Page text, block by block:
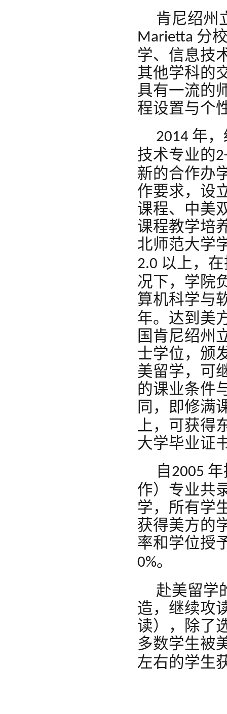
肯尼绍州
Marietta 分
学、信息技
其他学科的
具有一流的
程设置与个
2014 年
技术专业的
新的合作办
作要求，设
课程、中美
课程教学培
北师范大学
2.0 以上，
况下，学院
算机科学与
年。达到美
国肯尼绍州
士学位，颁
美留学，可
的课业条件
同，即修满
上，可获得
大学毕业证
自 2005
作）专业共
学，所有学
获得美方的
率和学位授
0%。
赴美留学
造，继续攻
读），除了
多数学生被
左右的学生